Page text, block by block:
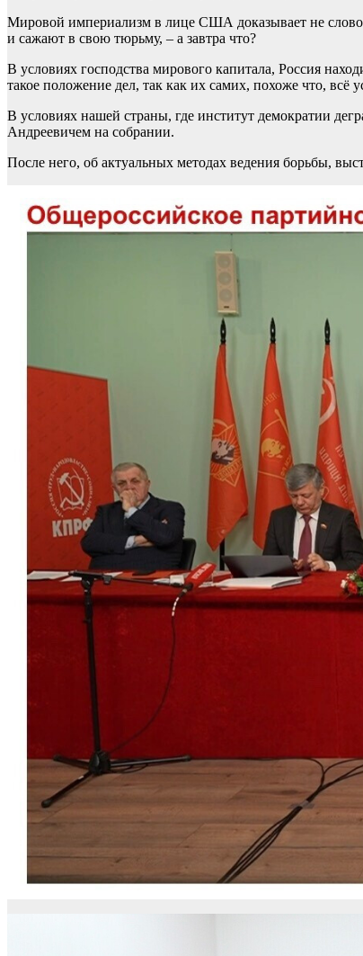
Мировой империализм в лице США доказывает не
и сажают в свою тюрьму, – а завтра что?
В условиях господства мирового капитала, Россия
такое положение дел, так как их самих, похоже что, всё
В условиях нашей страны, где институт демократии
Андреевичем на собрании.
После него, об актуальных методах ведения борьбы,